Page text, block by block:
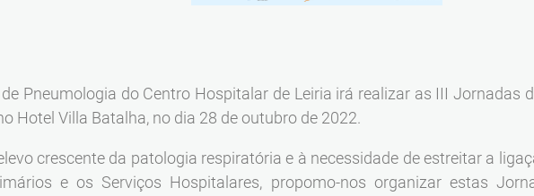
de Pneumologia do Centro Hospitalar de Leiria irá realizar as III Jornadas
Hotel Villa Batalha, no dia 28 de outubro de 2022.
crescente da patologia respiratória e à necessidade de estreitar a
e os Serviços Hospitalares, propomo-nos organizar estas